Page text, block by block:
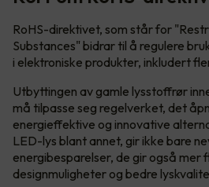
RoHS-direktivet, som står for
Substances" bidrar til å regulere
i elektroniske produkter, inkludert
Utbyttingen av gamle lysstoffrør
må tilpasse seg regelverket, det
energieffektive og innovative
LED-lys blant annet, gir ikke bare
energibesparelser, de gir også mer
designmuligheter og bedre